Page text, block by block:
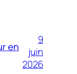
en
9
juin
2026